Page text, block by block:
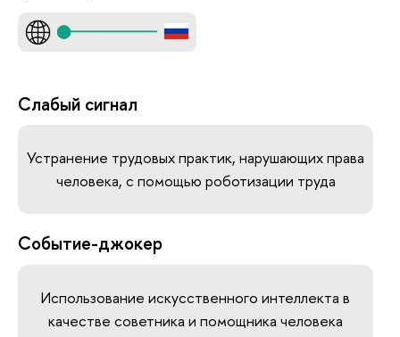
Слабый сигнал
Устранение трудовых практик, нарушающих права
человека, с помощью роботизации труда
Событие-джокер
Использование искусственного интеллекта в
качестве советника и помощника человека